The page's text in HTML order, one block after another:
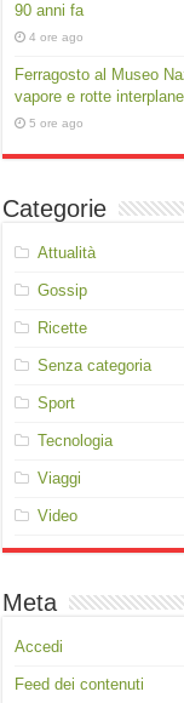
90 anni fa
4 ore ago
Ferragosto al Museo
vapore e rotte
5 ore ago
Categorie
Attualità
Gossip
Ricette
Senza categoria
Sport
Tecnologia
Viaggi
Video
Meta
Accedi
Feed dei contenuti